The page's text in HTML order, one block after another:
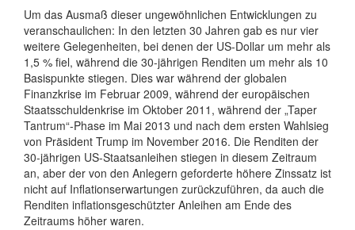
Um das Ausmaß dieser ungewöhnlichen Entwicklungen zu
veranschaulichen: In den letzten 30 Jahren gab es nur vier
weitere Gelegenheiten, bei denen der US-Dollar um mehr als
1,5 % fiel, während die 30-jährigen Renditen um mehr als 10
Basispunkte stiegen. Dies war während der globalen
Finanzkrise im Februar 2009, während der europäischen
Staatsschuldenkrise im Oktober 2011, während der „Taper
Tantrum“-Phase im Mai 2013 und nach dem ersten Wahlsieg
von Präsident Trump im November 2016. Die Renditen der
30-jährigen US-Staatsanleihen stiegen in diesem Zeitraum
an, aber der von den Anlegern geforderte höhere Zinssatz ist
nicht auf Inflationserwartungen zurückzuführen, da auch die
Renditen inflationsgeschützter Anleihen am Ende des
Zeitraums höher waren.